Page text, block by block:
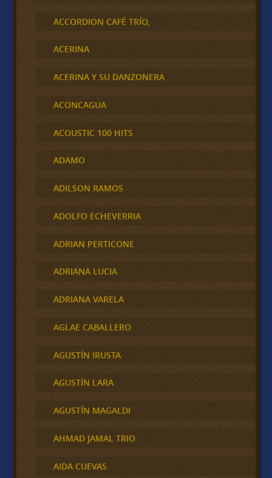
ACCORDION CAFÉ TRÍO,
ACERINA
ACERINA Y SU DANZONERA
ACONCAGUA
ACOUSTIC 100 HITS
ADAMO
ADILSON RAMOS
ADOLFO ECHEVERRIA
ADRIAN PERTICONE
ADRIANA LUCIA
ADRIANA VARELA
AGLAE CABALLERO
AGUSTÍN IRUSTA
AGUSTÍN LARA
AGUSTÍN MAGALDI
AHMAD JAMAL TRIO
AIDA CUEVAS